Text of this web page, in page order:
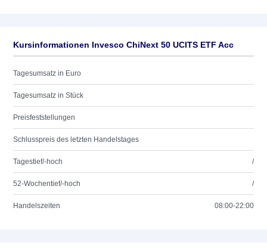
Kursinformationen Invesco ChiNext 50 UCITS ETF Acc
Tagesumsatz in Euro
Tagesumsatz in Stück
Preisfeststellungen
Schlusspreis des letzten Handelstages
Tagestief/-hoch /
52-Wochentief/-hoch /
Handelszeiten 08:00-22:00